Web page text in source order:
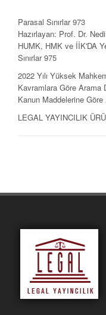
Parasal Sınırlar 973
Hazırlayan: Prof. Dr.
HUMK, HMK ve İİK'DA
Sınırlar 975
2022 Yılı Yüksek
Kavramlara Göre Arama
Kanun Maddelerine
LEGAL YAYINCILIK